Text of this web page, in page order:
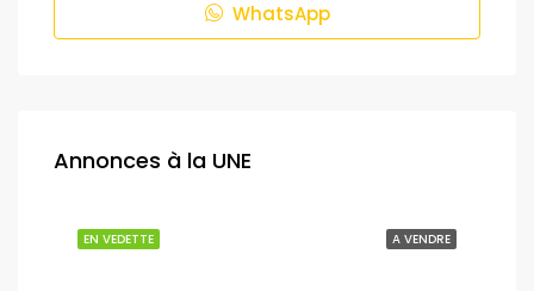
WhatsApp
Annonces à la UNE
A VENDRE
EN VEDETTE